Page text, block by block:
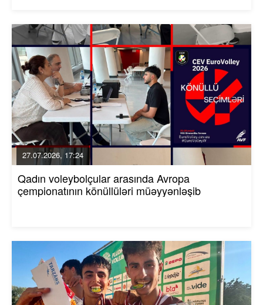
27.07.2026, 17:24
Qadın voleybolçular arasında Avropa
çempionatının könüllüləri müəyyənləşib